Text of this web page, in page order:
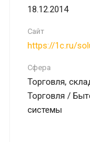
18.12.2014
Сайт
https://1c.ru/
Сфера
Торговля,
Торговля /
системы